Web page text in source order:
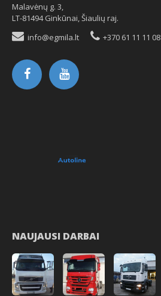
Malavėnų g. 3,
LT-81494 Ginkūnai, Šiaulių raj.
info@egmila.lt
+370 61 11 11 08
NAUJAUSI DARBAI